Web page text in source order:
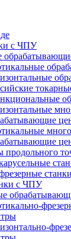
с ЧПУ
продольного
станки
с ЧПУ